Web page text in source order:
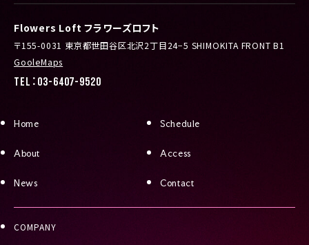
Flowers Loft フラワーズロフト
〒155-0031 東京都世田谷区北沢2丁目24−5 SHIMOKITA FRONT B1
GooleMaps
TEL：03-6407-9520
Home Schedule
About Access
News Contact
COMPANY